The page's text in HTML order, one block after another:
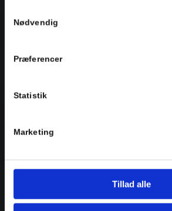
Nødvendig
Præferencer
Statistik
Marketing
Tillad alle